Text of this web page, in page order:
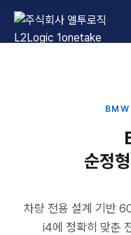
L2Logic 1onetake
BMW
순정
차량 전용 설계 기반
i4에 정확히 맞춘